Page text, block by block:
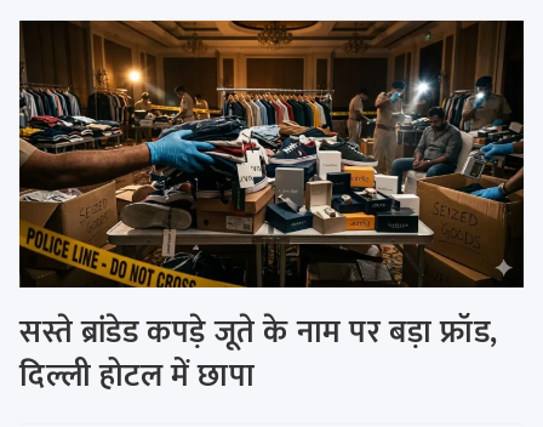
सस्ते ब्रांडेड कपड़े जूते के नाम पर बड़ा फ्रॉड,
दिल्ली होटल में छापा